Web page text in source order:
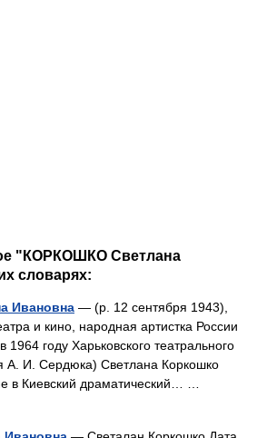
"КОРКОШКО Светлана
словарях:
Ивановна — (р. 12 сентября 1943),
и кино, народная артистка России
году Харьковского театрального
А. И. Сердюка) Светлана Коркошко
в Киевский драматический… …